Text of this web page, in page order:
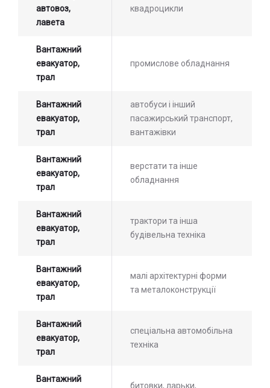
автовоз,
лавета
квадроцикли
Вантажний
евакуатор,
трал
промислове обладнання
Вантажний
евакуатор,
трал
автобуси і інший
пасажирський транспорт,
вантажівки
Вантажний
евакуатор,
трал
верстати та інше
обладнання
Вантажний
евакуатор,
трал
трактори та інша
будівельна техніка
Вантажний
евакуатор,
трал
малі архітектурні форми
та металоконструкції
Вантажний
евакуатор,
трал
спеціальна автомобільна
техніка
Вантажний
битовки, ларьки,